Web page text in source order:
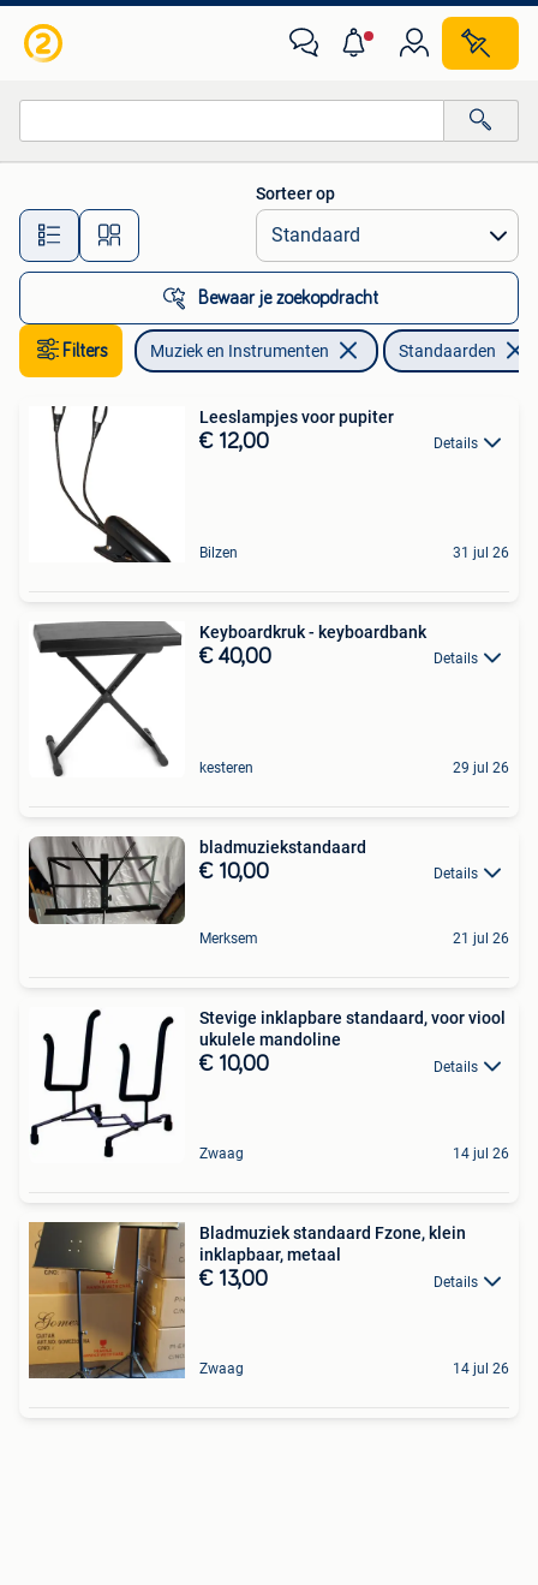
Alle afstanden…
Sorteer op
Bewaar je zoekopdracht
Filters Muziek en Instrumenten Standaarden
Leeslampjes voor pupiter
€ 12,00 Details
Bilzen 31 jul 26
Keyboardkruk - keyboardbank
€ 40,00 Details
kesteren 29 jul 26
bladmuziekstandaard
€ 10,00 Details
Merksem 21 jul 26
Stevige inklapbare standaard, voor viool
ukulele mandoline
€ 10,00 Details
Zwaag 14 jul 26
Bladmuziek standaard Fzone, klein
inklapbaar, metaal
€ 13,00 Details
Zwaag 14 jul 26